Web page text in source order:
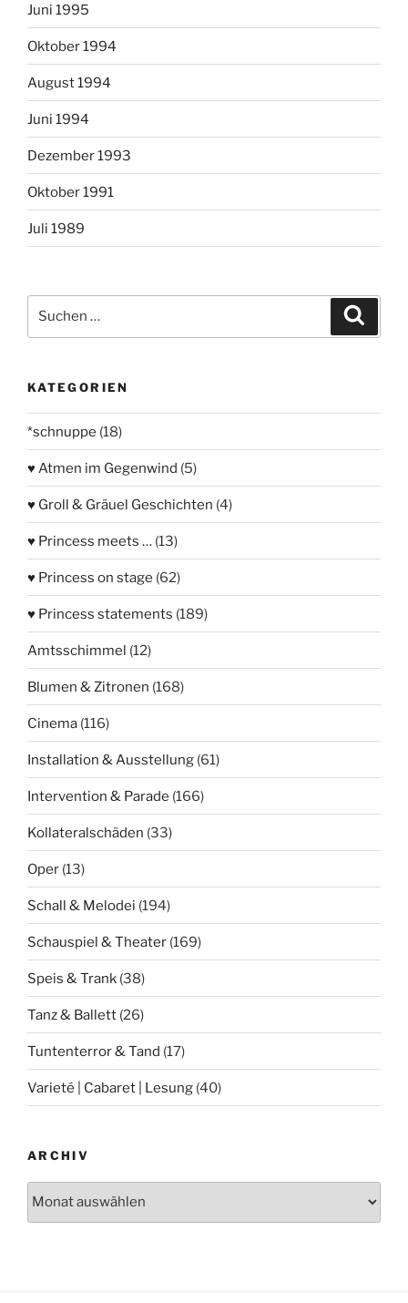
Juni 1995
Oktober 1994
August 1994
Juni 1994
Dezember 1993
Oktober 1991
Juli 1989
nach:
KATEGORIEN
*schnuppe (18)
♥ Atmen im Gegenwind (5)
♥ Groll & Gräuel Geschichten (4)
♥ Princess meets … (13)
♥ Princess on stage (62)
♥ Princess statements (189)
Amtsschimmel (12)
Blumen & Zitronen (168)
Cinema (116)
Installation & Ausstellung (61)
Intervention & Parade (166)
Kollateralschäden (33)
Oper (13)
Schall & Melodei (194)
Schauspiel & Theater (169)
Speis & Trank (38)
Tanz & Ballett (26)
Tuntenterror & Tand (17)
Varieté | Cabaret | Lesung (40)
ARCHIV